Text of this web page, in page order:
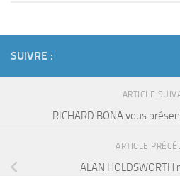
SUIVRE :
ARTICLE
RICHARD BONA vous
ARTICLE
ALAN HOLDSWORTH